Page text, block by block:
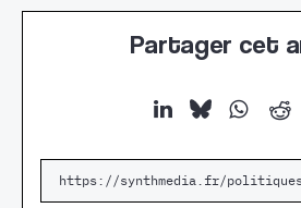
Partager cet